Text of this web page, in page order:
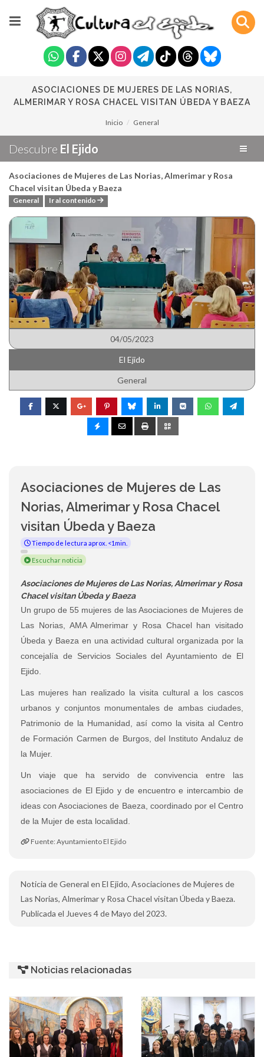
ASOCIACIONES DE MUJERES DE LAS NORIAS,
ALMERIMAR Y ROSA CHACEL VISITAN ÚBEDA Y BAEZA
Inicio General
Descubre El Ejido
Asociaciones de Mujeres de Las Norias, Almerimar y Rosa
Chacel visitan Úbeda y Baeza
General Ir al contenido
04/05/2023
El Ejido
General
Asociaciones de Mujeres de Las
Norias, Almerimar y Rosa Chacel
visitan Úbeda y Baeza
Tiempo de lectura aprox. <1min.
Escuchar noticia
Asociaciones de Mujeres de Las Norias, Almerimar y Rosa
Chacel visitan Úbeda y Baeza
Un grupo de 55 mujeres de las Asociaciones de Mujeres de
Las Norias, AMA Almerimar y Rosa Chacel han visitado
Úbeda y Baeza en una actividad cultural organizada por la
concejalía de Servicios Sociales del Ayuntamiento de El
Ejido.
Las mujeres han realizado la visita cultural a los cascos
urbanos y conjuntos monumentales de ambas ciudades,
Patrimonio de la Humanidad, así como la visita al Centro
de Formación Carmen de Burgos, del Instituto Andaluz de
la Mujer.
Un viaje que ha servido de convivencia entre las
asociaciones de El Ejido y de encuentro e intercambio de
ideas con Asociaciones de Baeza, coordinado por el Centro
de la Mujer de esta localidad.
Fuente: Ayuntamiento El Ejido
Noticia de General en El Ejido, Asociaciones de Mujeres de
Las Norias, Almerimar y Rosa Chacel visitan Úbeda y Baeza.
Publicada el Jueves 4 de Mayo del 2023.
Noticias relacionadas